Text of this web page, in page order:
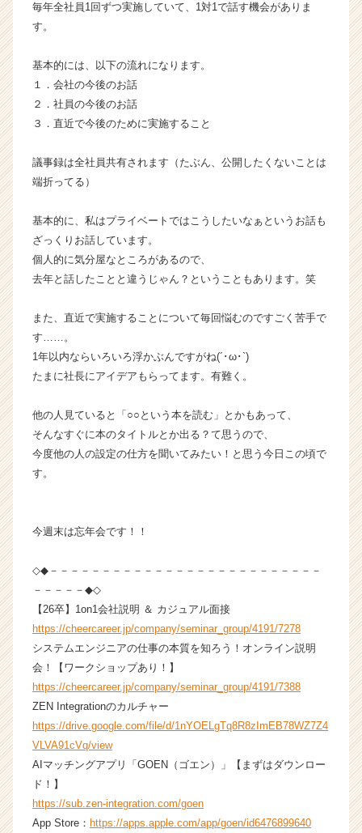
ン】
ン
チ
ー・
成
企
ら
カ
ウ
ト
届
就
サ
ト
チ
ア
（C
e
r
C
r
e
e
r）
毎年全社員1回ずつ実施していて、1対1で話す機会がありま
す。
基本的には、以下の流れになります。
１．会社の今後のお話
２．社員の今後のお話
３．直近で今後のために実施すること
議事録は全社員共有されます（たぶん、公開したくないことは
端折ってる）
基本的に、私はプライベートではこうしたいなぁというお話も
ざっくりお話しています。
個人的に気分屋なところがあるので、
去年と話したことと違うじゃん？ということもあります。笑
また、直近で実施することについて毎回悩むのですごく苦手で
す……。
1年以内ならいろいろ浮かぶんですがね(´･ω･`)
たまに社長にアイデアもらってます。有難く。
他の人見ていると「○○という本を読む」とかもあって、
そんなすぐに本のタイトルとか出る？て思うので、
今度他の人の設定の仕方を聞いてみたい！と思う今日この頃で
す。
今週末は忘年会です！！
◇◆－－－－－－－－－－－－－－－－－－－－－－－－－－
－－－－－◆◇
【26卒】1on1会社説明 ＆ カジュアル面接
https://cheercareer.jp/company/seminar_group/4191/7278
システムエンジニアの仕事の本質を知ろう！オンライン説明
会！【ワークショップあり！】
https://cheercareer.jp/company/seminar_group/4191/7388
ZEN Integrationのカルチャー
https://drive.google.com/file/d/1nYOELgTq8R8zImEB78WZ7Z4
VLVA91cVq/view
AIマッチングアプリ「GOEN（ゴエン）」【まずはダウンロー
ド！】
https://sub.zen-integration.com/goen
App Store： https://apps.apple.com/app/goen/id6476899640